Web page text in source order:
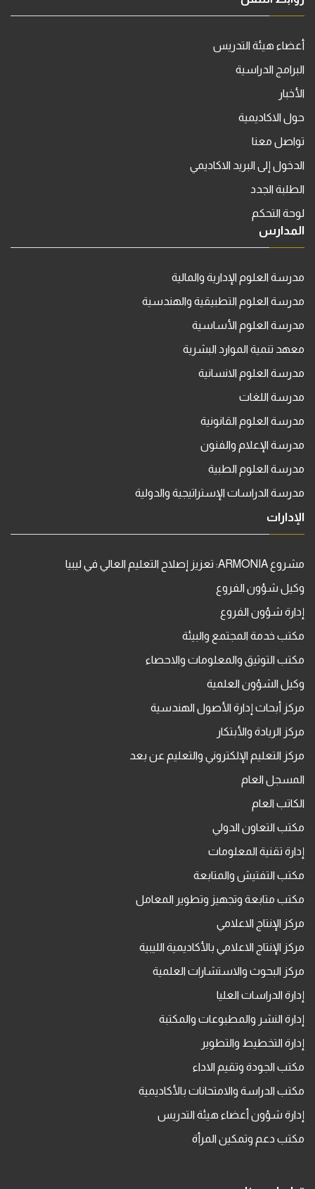
أعضاء هيئة التدريس
البرامج الدراسية
الأخبار
حول الاكاديمية
تواصل معنا
الدخول إلى البريد الاكاديمي
الطلبة الجدد
لوحة التحكم
المدارس
مدرسة العلوم الإدارية والمالية
مدرسة العلوم التطبيقية والهندسية
مدرسة العلوم الأساسية
معهد تنمية الموارد البشرية
مدرسة العلوم الانسانية
مدرسة اللغات
مدرسة العلوم القانونية
مدرسة الإعلام والفنون
مدرسة العلوم الطبية
مدرسة الدراسات الإستراتيجية والدولية
الإدارات
مشروع ARMONIA: تعزيز إصلاح التعليم العالي في ليبيا
وكيل شؤون الفروع
إدارة شؤون الفروع
مكتب خدمة المجتمع والبيئة
مكتب التوثيق والمعلومات والاحصاء
وكيل الشؤون العلمية
مركز أبحاث إدارة الأصول الهندسية
مركز الريادة والأبتكار
مركز التعليم الإلكتروني والتعليم عن بعد
المسجل العام
الكاتب العام
مكتب التعاون الدولي
إدارة تقنية المعلومات
مكتب التفتيش والمتابعة
مكتب متابعة وتجهيز وتطوير المعامل
مركز الإنتاج الاعلامي
مركز الإنتاج الاعلامي بالأكاديمية الليبية
مركز البحوث والاستشارات العلمية
إدارة الدراسات العليا
إدارة النشر والمطبوعات والمكتبة
إدارة التخطيط والتطوير
مكتب الجودة وتقيم الاداء
مكتب الدراسة والامتحانات بالأكاديمية
إدارة شؤون أعضاء هيئة التدريس
مكتب دعم وتمكين المرأة